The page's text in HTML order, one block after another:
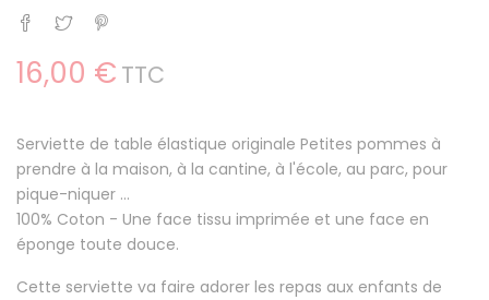
Partager
Tweet
16,00 € TTC
Serviette de table élastique originale Petites pommes à
prendre à la maison, à la cantine, à l'école, au parc, pour
pique-niquer ...
100% Coton - Une face tissu imprimée et une face en
éponge toute douce.
Cette serviette va faire adorer les repas aux enfants de